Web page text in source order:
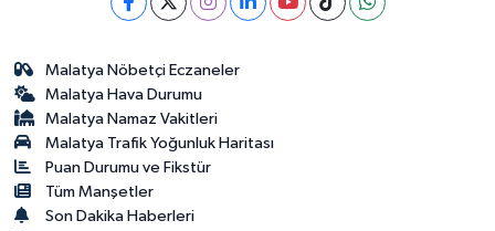
Malatya Nöbetçi Eczaneler
Malatya Hava Durumu
Malatya Namaz Vakitleri
Malatya Trafik Yoğunluk Haritası
Puan Durumu ve Fikstür
Tüm Manşetler
Son Dakika Haberleri